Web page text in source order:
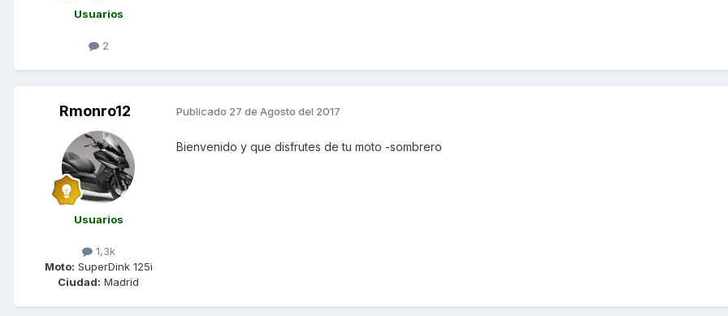
Usuarios
2
Rmonro12
Usuarios
1,3k
Moto: SuperDink 125i
Ciudad: Madrid
Publicado 27 de Agosto del 2017
Bienvenido y que disfrutes de tu moto -sombrero